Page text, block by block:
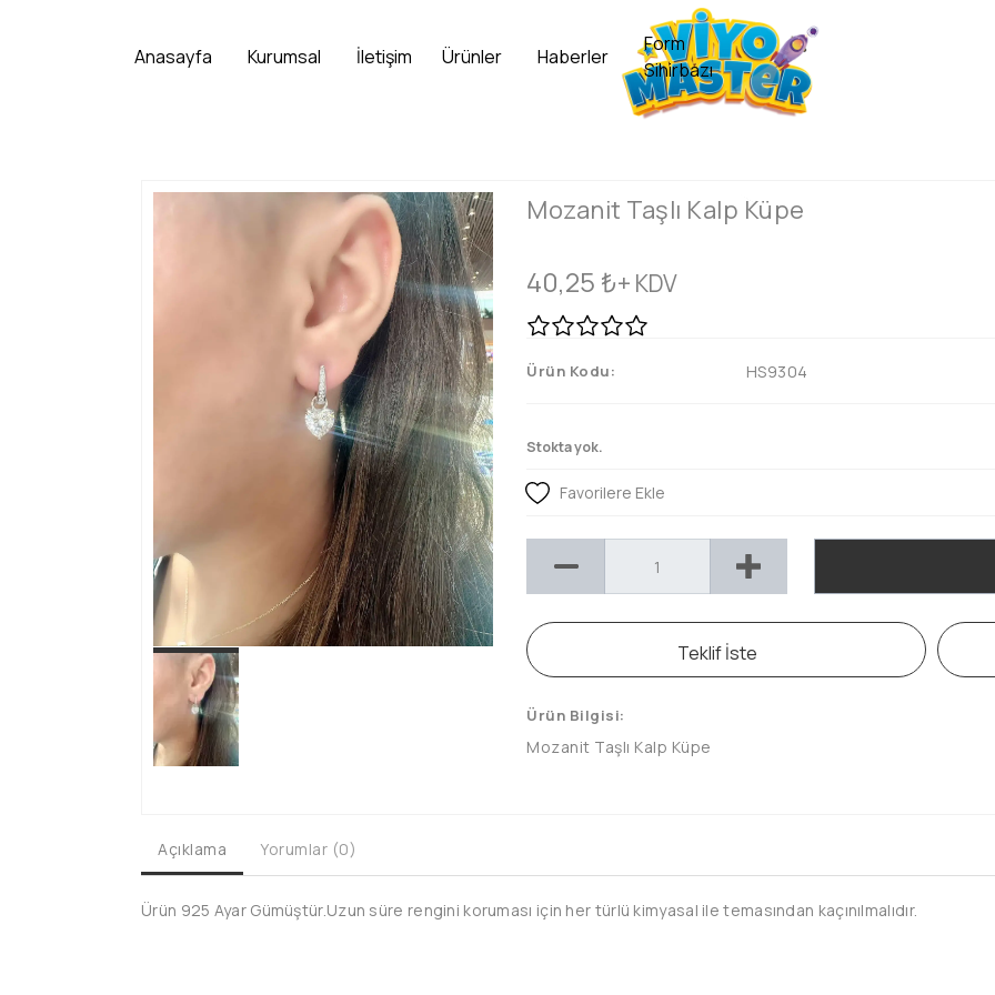
Mozanit Taşlı Kalp Küpe
40,25 ₺+ KDV
Ürün Kodu: HS9304
Stokta yok.
Favorilere Ekle
Teklif İste
Ürün Bilgisi:
Mozanit Taşlı Kalp Küpe
Açıklama Yorumlar (0)
Ürün 925 Ayar Gümüştür.Uzun süre rengini koruması için her türlü kimyasal ile temasından kaçınılmalıdır.
Anasayfa Kurumsal İletişim Ürünler Haberler
Form
Sihirbazı